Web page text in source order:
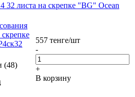
32 листа на скрепке "BG" Ocean
(48)
557 тенге/шт
-
+
В корзину